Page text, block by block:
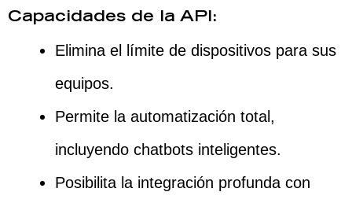
Capacidades de la API:
Elimina el límite de dispositivos para sus
equipos.
Permite la automatización total,
incluyendo chatbots inteligentes.
Posibilita la integración profunda con